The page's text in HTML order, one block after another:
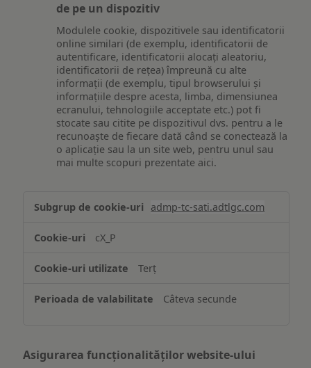
de pe un dispozitiv
Modulele cookie, dispozitivele sau identificatorii
online similari (de exemplu, identificatorii de
autentificare, identificatorii alocați aleatoriu,
identificatorii de rețea) împreună cu alte
informații (de exemplu, tipul browserului și
informațiile despre acesta, limba, dimensiunea
ecranului, tehnologiile acceptate etc.) pot fi
stocate sau citite pe dispozitivul dvs. pentru a le
recunoaște de fiecare dată când se conectează la
o aplicație sau la un site web, pentru unul sau
mai multe scopuri prezentate aici.
și/sau
informațiilor
pe
dispozitiv
admp-tc-sati.adtlgc.com
cX_P
Terț
Câteva secunde
Asigurarea funcționalităților website-ului